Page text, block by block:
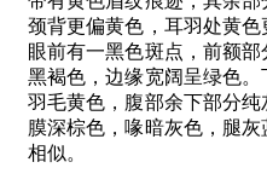
颈背更偏黄色，耳羽处黄色
眼前有一黑色斑点，前额
黑褐色，边缘宽阔呈绿色
羽毛黄色，腹部余下部分
膜深棕色，喙暗灰色，腿
相似。